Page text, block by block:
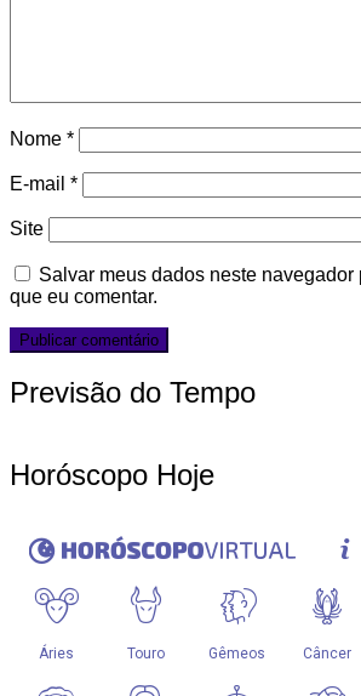
Nome *
E-mail *
Site
Salvar meus dados neste navegador
que eu comentar.
Previsão do Tempo
Horóscopo Hoje